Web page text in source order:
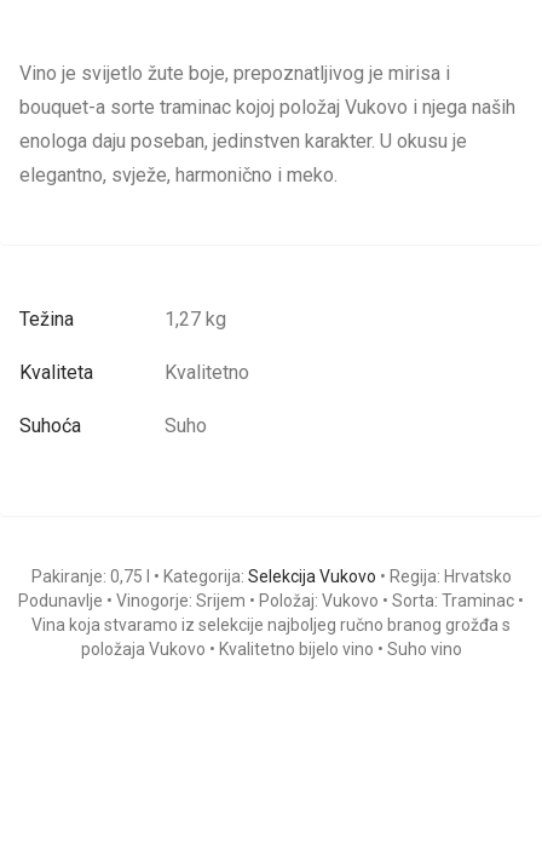
Vino je svijetlo žute boje, prepoznatljivog je mirisa i
bouquet-a sorte traminac kojoj položaj Vukovo i njega naših
enologa daju poseban, jedinstven karakter. U okusu je
elegantno, svježe, harmonično i meko.
Težina 1,27 kg
Kvaliteta Kvalitetno
Suhoća Suho
Pakiranje: 0,75 l • Kategorija: Selekcija Vukovo • Regija: Hrvatsko
Podunavlje • Vinogorje: Srijem • Položaj: Vukovo • Sorta: Traminac •
Vina koja stvaramo iz selekcije najboljeg ručno branog grožđa s
položaja Vukovo • Kvalitetno bijelo vino • Suho vino